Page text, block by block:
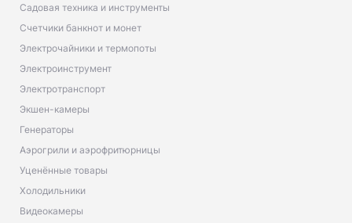
Садовая техника и инструменты
Счетчики банкнот и монет
Электрочайники и термопоты
Электроинструмент
Электротранспорт
Экшен-камеры
Генераторы
Аэрогрили и аэрофритюрницы
Уценённые товары
Холодильники
Видеокамеры